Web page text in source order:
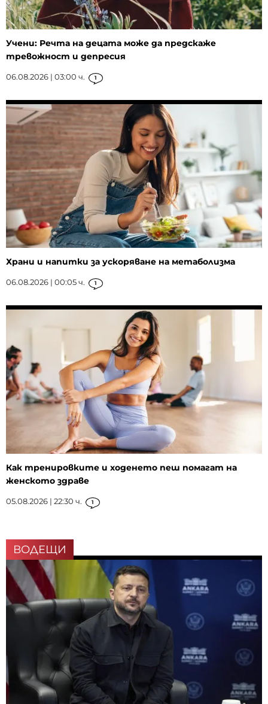
Учени: Речта на децата може да предскаже
тревожност и депресия
06.08.2026 | 03:00 ч. 1
Храни и напитки за ускоряване на метаболизма
06.08.2026 | 00:05 ч. 1
Как тренировките и ходенето пеш помагат на
женското здраве
05.08.2026 | 22:30 ч. 1
ВОДЕЩИ